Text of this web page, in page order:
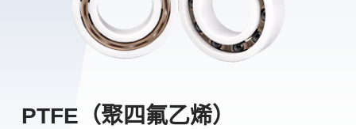
PTFE（聚四氟乙烯）